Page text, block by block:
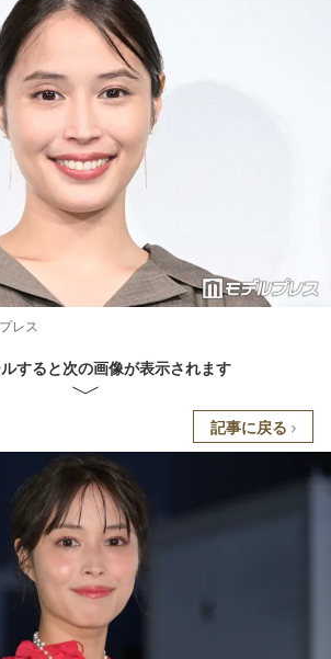
レス
すると次の画像が表示されます
記事に戻る